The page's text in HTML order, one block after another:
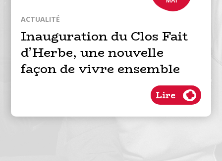
ACTUALITÉ
Inauguration du Clos Fait
d’Herbe, une nouvelle
façon de vivre ensemble
Lire